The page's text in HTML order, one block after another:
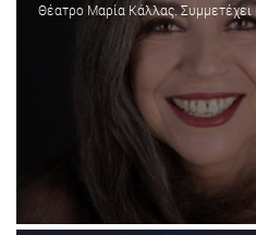
Θέατρο Μαρία Κάλλας. Συμμετέχει